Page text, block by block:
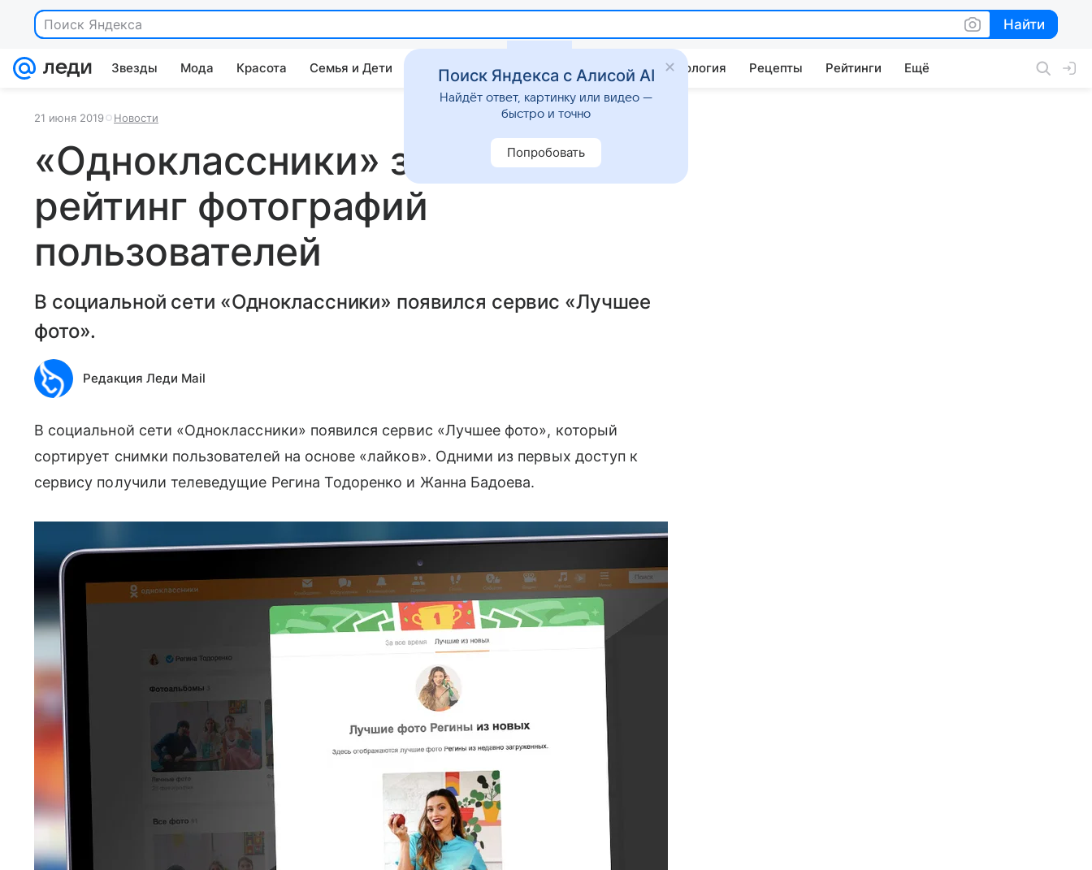
Поиск Яндекса Найти
Найти
Звезды Мода Красота Семья и Дети Дом Гороскопы Стиль жизни Психология Рецепты Рейтинги Ещё
21 июня 2019 Новости
«Одноклассники» запустили
рейтинг фотографий
пользователей
В социальной сети «Одноклассники» появился сервис «Лучшее
фото».
Редакция Леди Mail
В социальной сети «Одноклассники» появился сервис «Лучшее фото», который
сортирует снимки пользователей на основе «лайков». Одними из первых доступ к
сервису получили телеведущие Регина Тодоренко и Жанна Бадоева.
Поиск Яндекса с Алисой AI
Найдёт ответ, картинку или видео —
быстро и точно
Попробовать